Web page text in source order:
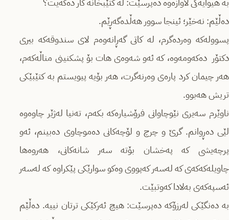
به‌ هیوایه‌كی لاوازه‌وه‌ ده‌پرسێت: له‌ كتێبخانه‌ كار ده‌كه‌یت؟
ده‌ڵێم: نه‌خێر؛ ئینجا سوور هه‌ڵده‌گه‌ڕێم.
پسووله‌كه‌ وه‌رده‌گرم، له‌ كاتی گه‌ڕانه‌وه‌م لای سندوقه‌كه‌ بیری
دكتۆر ده‌كه‌ومه‌وه‌، كه‌ ئه‌و شه‌وه‌ی هات بۆ پشکنینی مناڵه‌كه‌م،
هەر چیمان كرد پاره‌ی وه‌رنه‌گرت، هه‌ر بۆیه‌ پیویستم به‌ كتێبێكی
تریش هه‌بوو.
ناوێرم سه‌یری نێوچاوانی فرۆشیاره‌كه‌ بكه‌م، ته‌نیا له‌ژێر چاوه‌وه‌
لێی ده‌ڕوانم. گرێ و چرچ و لۆچه‌كانی ده‌موچاوی ده‌بینم، ئه‌و
پرچه‌یشی كه‌ په‌خشان بۆته‌ سه‌ر شانه‌كانی، هه‌روه‌ها
چاویله‌كه‌كه‌ی كه‌ له‌سه‌ر كه‌پووی وه‌كو سوارێكی پێكراوه‌ كه‌ له‌سه‌ر
ئه‌سپه‌كه‌ی به‌لادا كه‌وتبێت.
به‌ ده‌نگێكی له‌رزۆكه‌ ده‌پرسێت: هیچ ئه‌ركێكی ترتان نییه‌. ده‌ڵێم